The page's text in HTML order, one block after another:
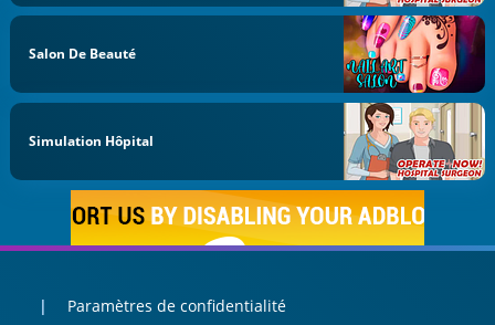
Salon De Beauté
Simulation Hôpital
Paramètres de confidentialité